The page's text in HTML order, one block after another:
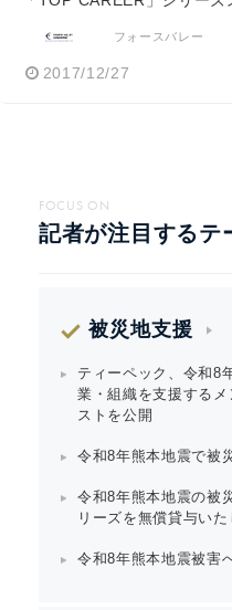
フォースバレー
2017/12/27
FOCUS ON
記者が注目するテ
被災地支援
ティーペック、令和8
業・組織を支援する
ストを公開
令和8年熊本地震で被
令和8年熊本地震の被
リーズを無償貸与いた
令和8年熊本地震被害